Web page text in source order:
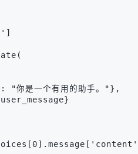
是一个有用的助手。"},